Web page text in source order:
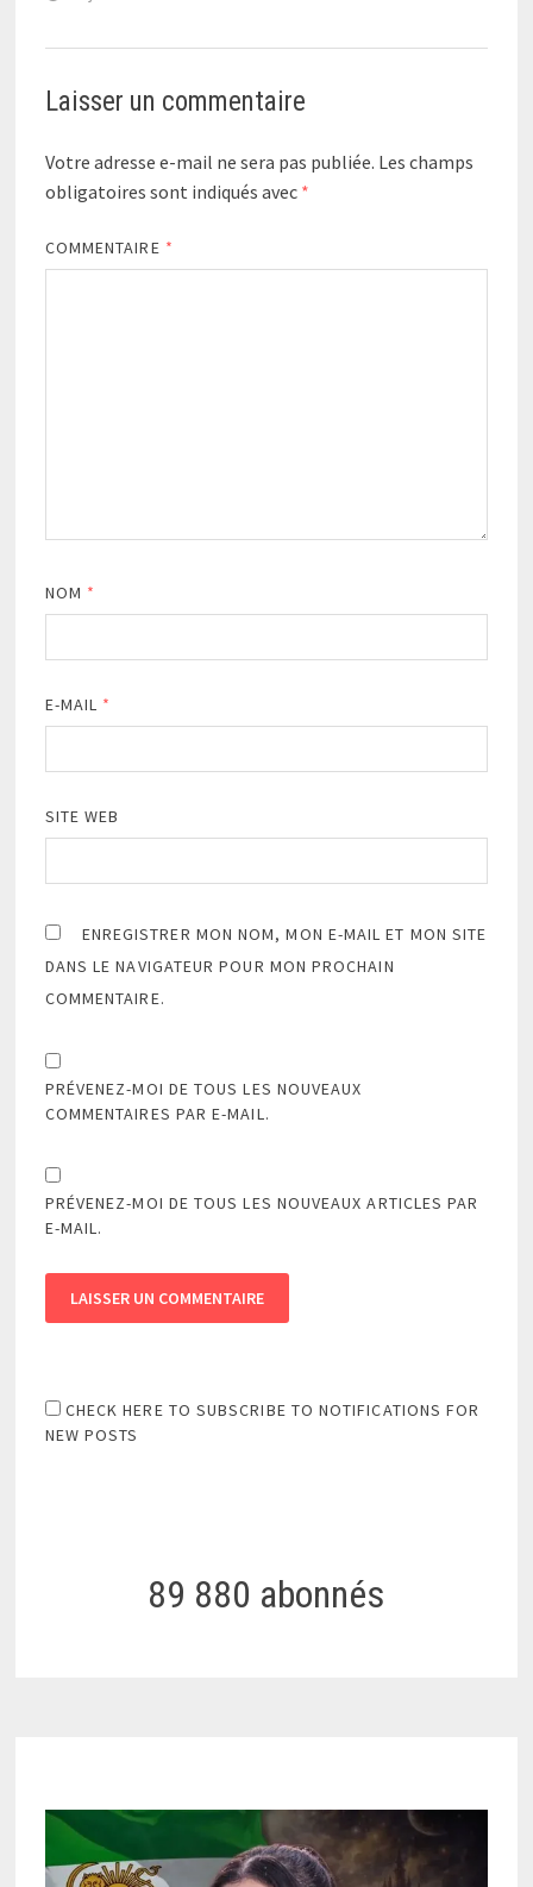
Laisser un commentaire
Votre adresse e-mail ne sera pas publiée. Les champs
obligatoires sont indiqués avec *
COMMENTAIRE *
NOM *
E-MAIL *
SITE WEB
ENREGISTRER MON NOM, MON E-MAIL ET MON SITE
DANS LE NAVIGATEUR POUR MON PROCHAIN
COMMENTAIRE.
PRÉVENEZ-MOI DE TOUS LES NOUVEAUX
COMMENTAIRES PAR E-MAIL.
PRÉVENEZ-MOI DE TOUS LES NOUVEAUX ARTICLES PAR
E-MAIL.
CHECK HERE TO SUBSCRIBE TO NOTIFICATIONS FOR
NEW POSTS
89 880 abonnés